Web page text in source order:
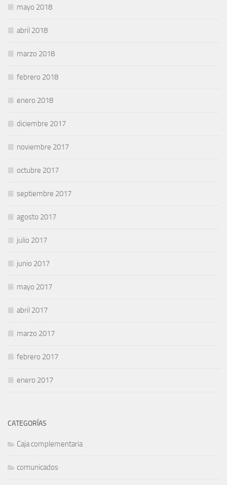
mayo 2018
abril 2018
marzo 2018
febrero 2018
enero 2018
diciembre 2017
noviembre 2017
octubre 2017
septiembre 2017
agosto 2017
julio 2017
junio 2017
mayo 2017
abril 2017
marzo 2017
febrero 2017
enero 2017
CATEGORÍAS
Caja complementaria
comunicados